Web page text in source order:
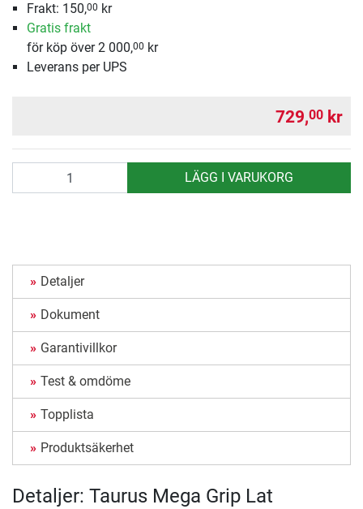
Frakt: 150,00 kr
Gratis frakt
för köp över 2 000,00 kr
Leverans per UPS
729,00 kr
LÄGG I VARUKORG
Detaljer
Dokument
Garantivillkor
Test & omdöme
Topplista
Produktsäkerhet
Detaljer: Taurus Mega Grip Lat